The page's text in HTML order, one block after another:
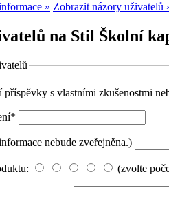
» Zobrazit názory uživatelů
na Stil Školní
příspěvky s vlastními zkušenostmi
*
nebude zveřejněna.)
(zvolte